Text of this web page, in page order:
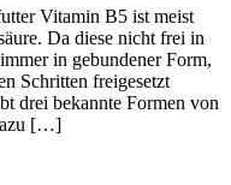
Vitamin B5 ist meist
Da diese nicht frei in
in gebundener Form,
Schritten freigesetzt
drei bekannte Formen von
[…]